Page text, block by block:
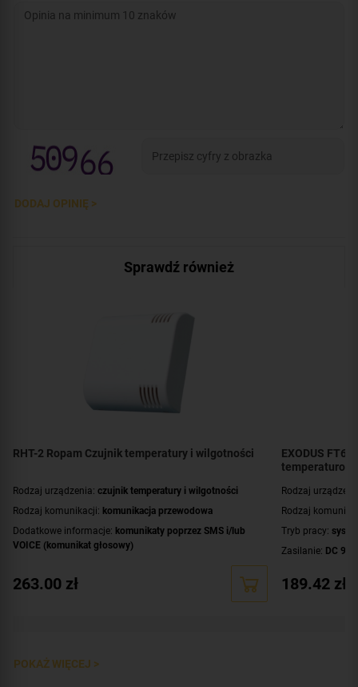
DODAJ OPINIĘ >
Sprawdź również
RHT-2 Ropam Czujnik temperatury i wilgotności
Rodzaj urządzenia: czujnik temperatury i wilgotności
Rodzaj komunikacji: komunikacja przewodowa
Dodatkowe informacje: komunikaty poprzez SMS i/lub
VOICE (komunikat głosowy)
Współpraca:Basic4G, BasicLTE, MultiLTE
Neo-IP, NeoLTE-
263.00 zł
EXODUS
Rodzaj
Rodzaj
Tryb pracy:
Zasilanie: DC 9-
Kolor obudowy:
189.42 zł
POKAŻ WIĘCEJ >